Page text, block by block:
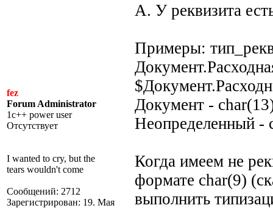
fez
Forum Administrator
1c++ power user
Отсутствует
I wanted to cry, but the
tears wouldn't come
Сообщений: 2712
Зарегистрирован: 19. Мая
A. У реквизита
Примеры:
Документ -
Неопределенный -
Когда имеем не
формате char(9)
выполнить